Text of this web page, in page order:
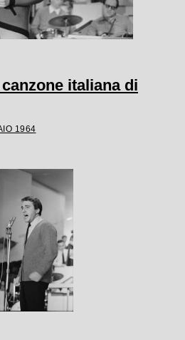
italiana di
1964